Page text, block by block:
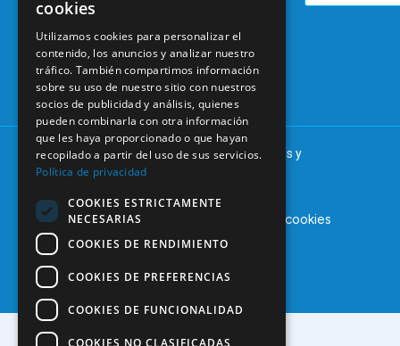
28046
91 561 29 05
informacion@coem.org.es
Tablón de
anuncios
© 2025 – COEM – Colegio Oficial de Odontólogos y
Estomatólogos de la I región
Aviso legalPolítica de privacidad Política de cookies
cookies
Utilizamos cookies para personalizar el
contenido, los anuncios y analizar nuestro
tráfico. También compartimos información
sobre su uso de nuestro sitio con nuestros
socios de publicidad y análisis, quienes
pueden combinarla con otra información
que les haya proporcionado o que hayan
recopilado a partir del uso de sus servicios.
Política de privacidad
COOKIES ESTRICTAMENTE
NECESARIAS
COOKIES DE RENDIMIENTO
COOKIES DE PREFERENCIAS
COOKIES DE FUNCIONALIDAD
COOKIES NO CLASIFICADAS